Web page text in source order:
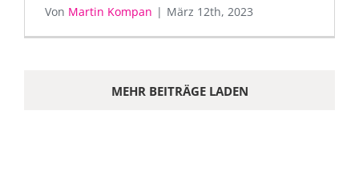
Von Martin Kompan | März 12th, 2023
MEHR BEITRÄGE LADEN